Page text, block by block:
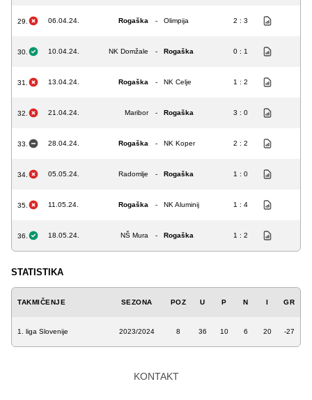
29. 06.04.24. Rogaška - Olimpija 2 : 3
30. 10.04.24. NK Domžale - Rogaška 0 : 1
31. 13.04.24. Rogaška - NK Celje 1 : 2
32. 21.04.24. Maribor - Rogaška 3 : 0
33. 28.04.24. Rogaška - NK Koper 2 : 2
34. 05.05.24. Radomlje - Rogaška 1 : 0
35. 11.05.24. Rogaška - NK Aluminij 1 : 4
36. 18.05.24. NŠ Mura - Rogaška 1 : 2
STATISTIKA
TAKMIČENJE SEZONA POZ U P N I GR
1. liga Slovenije 2023/2024 8 36 10 6 20 -27
KONTAKT